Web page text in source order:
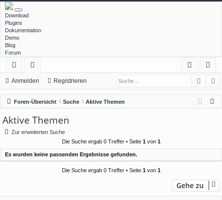
Download
Plugins
Dokumentation
Demo
Blog
Forum
ch
ne
llz
ug
f
or
en
m
el
ist
rie
Anmelden Registrieren
Foren-Übersicht Suche Aktive Themen
Aktive Themen
Zur erweiterten Suche
Die Suche ergab 0 Treffer • Seite 1von 1
Es wurden keine passenden Ergebnisse gefunden.
Die Suche ergab 0 Treffer • Seite 1von 1
Gehe zu